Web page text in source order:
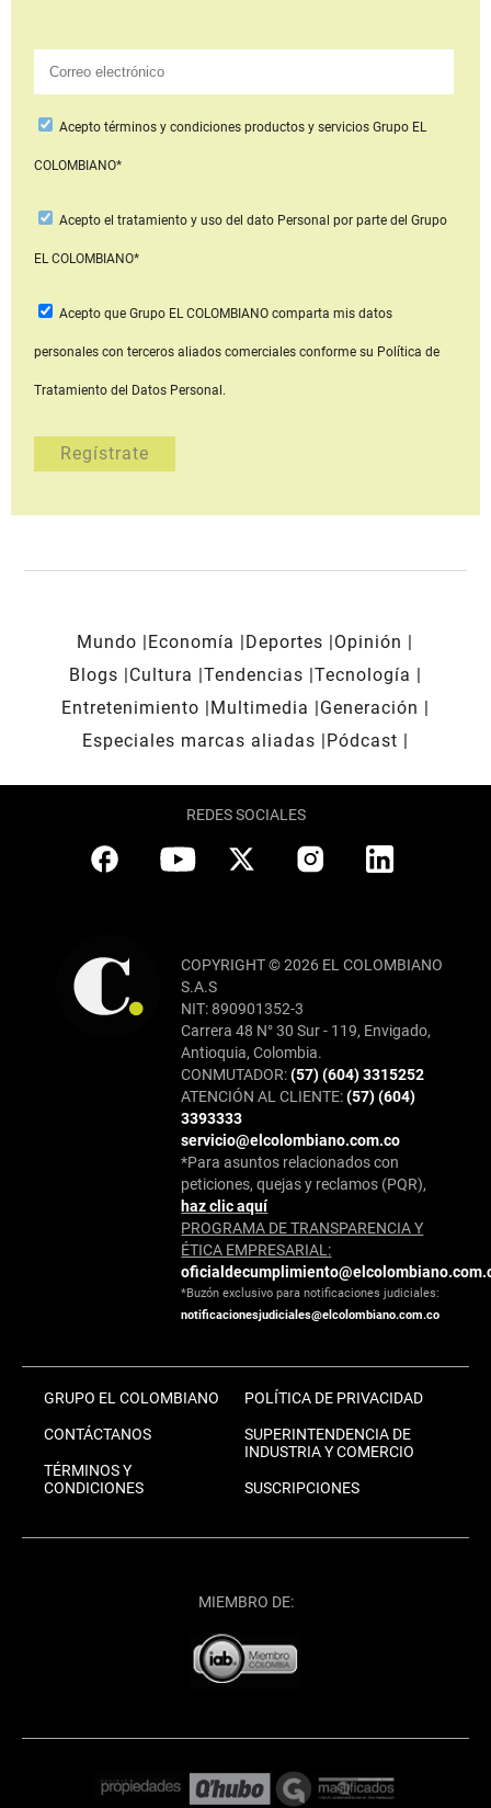
Aceptotérminos y condiciones productos y serviciosGrupo EL
COLOMBIANO*
Acepto el tratamiento y uso del dato Personal por parte del Grupo
EL COLOMBIANO*
Acepto que Grupo EL COLOMBIANOcomparta mis datos
personales con terceros aliados comerciales conforme su Política de
Tratamiento del Datos Personal.
Mundo Economía Deportes
Opinión
Blogs
Cultura Tendencias Tecnología
Entretenimiento
Multimedia
Generación
Especiales marcas aliadas
Pódcast
REDES SOCIALES
COPYRIGHT © 2026 EL COLOMBIANO
S.A.S
NIT: 890901352-3
Carrera 48 N° 30 Sur - 119, Envigado,
Antioquia, Colombia.
CONMUTADOR:(57) (604) 3315252
ATENCIÓN AL CLIENTE:(57) (604)
3393333
servicio@elcolombiano.com.co
*Para asuntos relacionados con
peticiones, quejas y reclamos (PQR),
haz clic aquí
PROGRAMA DE TRANSPARENCIA Y
ÉTICA EMPRESARIAL:
*Buzón exclusivo para notificaciones judiciales:
notificacionesjudiciales@elcolombiano.com.co
GRUPO EL COLOMBIANO
CONTÁCTANOS
TÉRMINOS Y
CONDICIONES
POLÍTICA DE PRIVACIDAD
SUPERINTENDENCIA DE
INDUSTRIA Y COMERCIO
SUSCRIPCIONES
MIEMBRO DE: